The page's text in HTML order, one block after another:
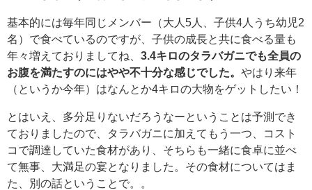
基本的には毎年同じメンバー（大人5人、子供4人うち幼児2
名）で食べているのですが、子供の成長と共に食べる量も
年々増えておりましてね、 3.4キロのタラバガニでも全員の
お腹を満たすのにはやや不十分な感じでした。 やはり来年
（というか今年）はなんとか4キロの大物をゲットしたい！
とはいえ、多分足りないだろうなーということは予測でき
ておりましたので、タラバガニに加えてもう一つ、コスト
コで調達していた食材があり、そちらも一緒に食卓に並べ
て無事、大満足の宴となりました。その食材についてはま
た、別の話ということで。。